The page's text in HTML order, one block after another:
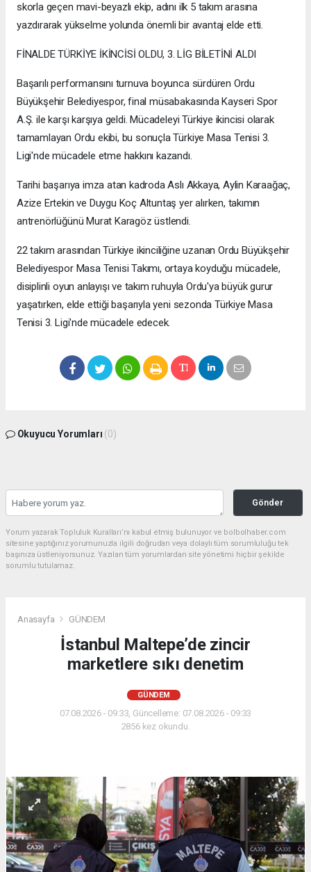
skorla geçen mavi-beyazlı ekip, adını ilk 5 takım arasına
yazdırarak yükselme yolunda önemli bir avantaj elde etti.
FİNALDE TÜRKİYE İKİNCİSİ OLDU, 3. LİG BİLETİNİ ALDI
Başarılı performansını turnuva boyunca sürdüren Ordu
Büyükşehir Belediyespor, final müsabakasında Kayseri Spor
A.Ş. ile karşı karşıya geldi. Mücadeleyi Türkiye ikincisi olarak
tamamlayan Ordu ekibi, bu sonuçla Türkiye Masa Tenisi 3.
Ligi'nde mücadele etme hakkını kazandı.
Tarihi başarıya imza atan kadroda Aslı Akkaya, Aylin Karaağaç,
Azize Ertekin ve Duygu Koç Altuntaş yer alırken, takımın
antrenörlüğünü Murat Karagöz üstlendi.
22 takım arasından Türkiye ikinciliğine uzanan Ordu Büyükşehir
Belediyespor Masa Tenisi Takımı, ortaya koyduğu mücadele,
disiplinli oyun anlayışı ve takım ruhuyla Ordu'ya büyük gurur
yaşatırken, elde ettiği başarıyla yeni sezonda Türkiye Masa
Tenisi 3. Ligi'nde mücadele edecek.
Okuyucu Yorumları (0)
Gönder
Yorum yazarak Topluluk Kuralları’nı kabul etmiş bulunuyor ve bolbolhaber.com
sitesine yaptığınız yorumunuzla ilgili doğrudan veya dolaylı tüm sorumluluğu tek
başınıza üstleniyorsunuz. Yazılan tüm yorumlardan site yönetimi hiçbir şekilde
sorumlu tutulamaz.
Anasayfa GÜNDEM
İstanbul Maltepe’de zincir
marketlere sıkı denetim
GÜNDEM
07.08.2026 - 09:33, Güncelleme: 07.08.2026 - 09:33
2856 kez okundu.